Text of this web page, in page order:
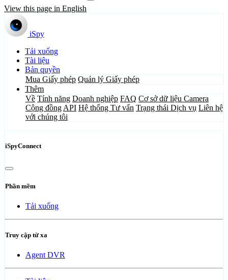
View this page in English
iSpy
Tải xuống
Tài liệu
Bản quyền
Mua Giấy phép Quản lý Giấy phép
Thêm
Về Tính năng Doanh nghiệp FAQ Cơ sở dữ liệu Camera
Cộng đồng API Hệ thống Tư vấn Trạng thái Dịch vụ Liên hệ
với chúng tôi
iSpyConnect
Phần mềm
Tải xuống
Truy cập từ xa
Agent DVR